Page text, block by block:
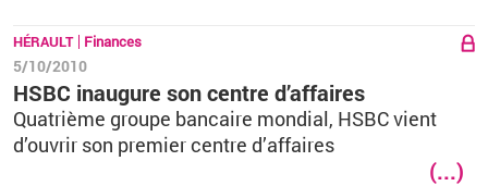
HÉRAULT Finances
5/10/2010
HSBC inaugure son centre d’affaires
Quatrième groupe bancaire mondial, HSBC vient
d’ouvrir son premier centre d’affaires
(...)